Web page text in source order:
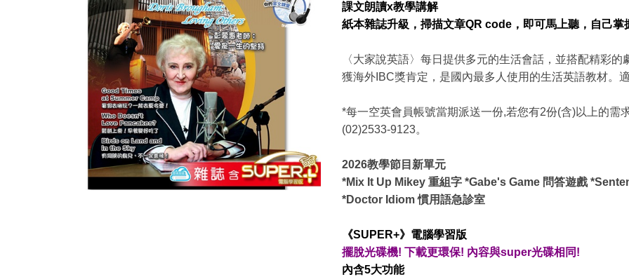
課文朗讀x教學講解
紙本雜誌升級，掃描文章QR code，即可馬上聽，自己掌
〈大家說英語〉每日提供多元的生活會話，並搭配精彩
獲海外IBC獎肯定，是國內最多人使用的生活英語教材。
*每一空英會員帳號當期派送一份,若您有2份(含)以上的需
(02)2533-9123。
2026教學節目新單元
*Mix It Up Mikey 重組字 *Gabe's Game 問答遊戲
*Doctor Idiom 慣用語急診室
《SUPER+》電腦學習版
擺脫光碟機! 下載更環保! 內容與super光碟相同!
內含5大功能